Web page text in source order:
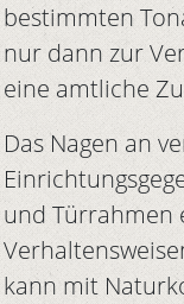
bestimmten
nur dann zur
eine amtliche
Das Nagen an
und Türrahmen
kann mit